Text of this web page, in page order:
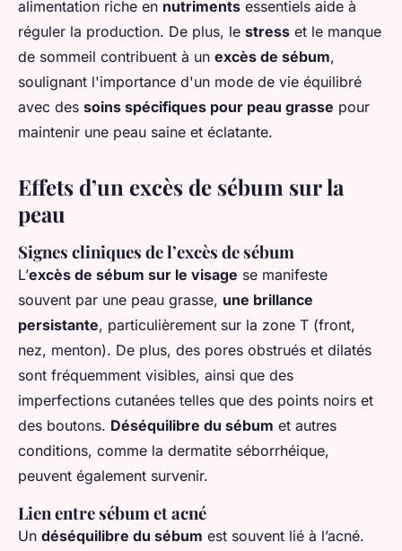
alimentation riche en nutriments essentiels aide à
réguler la production. De plus, le stress et le manque
de sommeil contribuent à un excès de sébum,
soulignant l'importance d'un mode de vie équilibré
avec des soins spécifiques pour peau grasse pour
maintenir une peau saine et éclatante.
Effets d’un excès de sébum sur la
peau
Signes cliniques de l’excès de sébum
L’excès de sébum sur le visage se manifeste
souvent par une peau grasse, une brillance
persistante, particulièrement sur la zone T (front,
nez, menton). De plus, des pores obstrués et dilatés
sont fréquemment visibles, ainsi que des
imperfections cutanées telles que des points noirs et
des boutons. Déséquilibre du sébum et autres
conditions, comme la dermatite séborrhéique,
peuvent également survenir.
Lien entre sébum et acné
Un déséquilibre du sébum est souvent lié à l’acné.